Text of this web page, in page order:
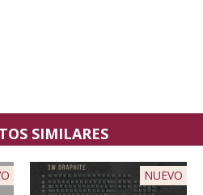
SIMILARES
NUEVO